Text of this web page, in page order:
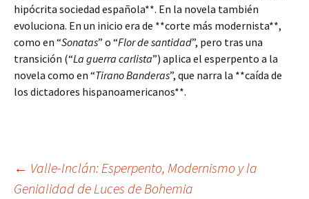
hipócrita sociedad española**. En la novela también
evoluciona. En un inicio era de **corte más modernista**,
como en “Sonatas” o “Flor de santidad”, pero tras una
transición (“La guerra carlista”) aplica el esperpento a la
novela como en “Tirano Banderas”, que narra la **caída de
los dictadores hispanoamericanos**.
Navegación
← Valle-Inclán: Esperpento, Modernismo y la
Genialidad de Luces de Bohemia